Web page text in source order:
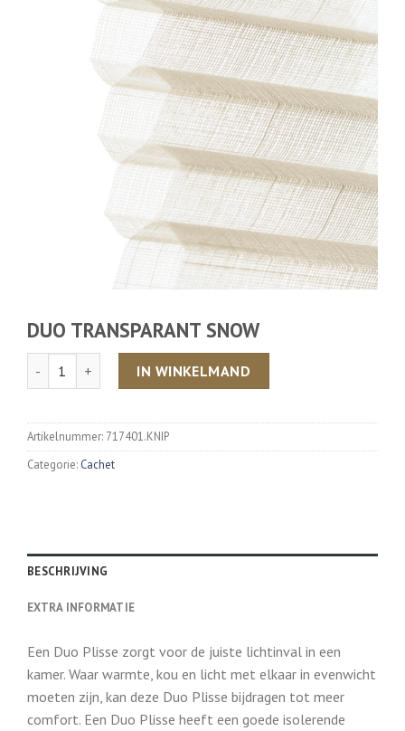
DUO TRANSPARANT SNOW
Aantal IN WINKELMAND
Artikelnummer: 717401.KNIP
Categorie: Cachet
BESCHRIJVING
EXTRA INFORMATIE
Een Duo Plisse zorgt voor de juiste lichtinval in een
kamer. Waar warmte, kou en licht met elkaar in evenwicht
moeten zijn, kan deze Duo Plisse bijdragen tot meer
comfort. Een Duo Plisse heeft een goede isolerende